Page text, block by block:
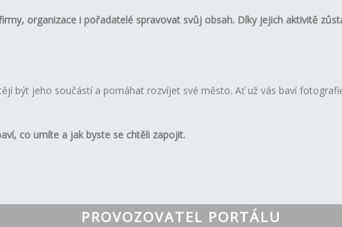
organizace i pořadatelé spravovat svůj obsah. Díky jejich aktivitě
být jeho součástí a pomáhat rozvíjet své město. Ať už vás baví
co umíte a jak byste se chtěli zapojit.
PROVOZOVATEL PORTÁLU